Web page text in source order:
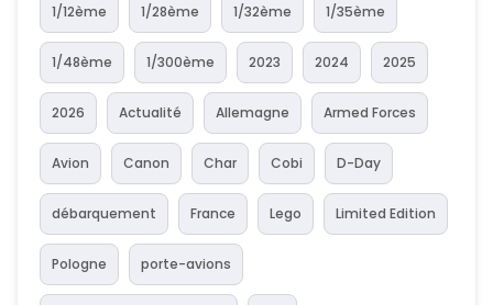
1/12ème 1/28ème 1/32ème 1/35ème
1/48ème 1/300ème 2023 2024 2025
2026 Actualité Allemagne Armed Forces
Avion Canon Char Cobi D-Day
débarquement France Lego Limited Edition
Pologne porte-avions